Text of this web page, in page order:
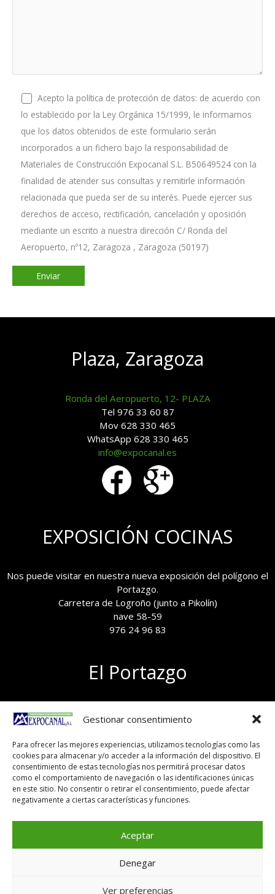
Gestionar consentimiento
Para ofrecer las mejores experiencias, utilizamos tecnologías como las
cookies para almacenar y/o acceder a la información del dispositivo. El
consentimiento de estas tecnologías nos permitirá procesar datos
como el comportamiento de navegación o las identificaciones únicas
en este sitio. No consentir o retirar el consentimiento, puede afectar
negativamente a ciertas características y funciones.
Aceptar
Denegar
Ver preferencias
Acepto la política de protección de datos: de acuerdo con
lo establecido por la Ley Orgánica 15/1999, le informamos
que los datos obtenidos de este formulario serán
incorporados a un fichero bajo la responsabilidad de
Materiales de Construcción Expocanal S.L. B50649524 con la
finalidad de atender sus consultas y remitirle información
relacionada que pueda ser de su interés. Puede ejercer sus
derechos de acceso, rectificación, cancelación y oposición
mediante un escrito a nuestra dirección C/ Ronda del
Aeropuerto, nº12, Zaragoza , Zaragoza (50197)
Plaza, Zaragoza
Ronda del Aeropuerto, 12- PLAZA
Tel 976 33 60 87
Mov 628 330 465
WhatsApp 628 330 465
info@expocanal.es
EXPOSICIÓN COCINAS
Nos puede visitar en nuestra nueva exposición del polígono el
Portazgo.
Carretera de Logroño (junto a Pikolín)
nave 58-59
976 24 96 83
El Portazgo
Polígono el Portazgo, nave 59
50011 Zaragoza
Tel 976 24 96 83
exposicion@expocanal.es
Aviso Legal
Política de cookies